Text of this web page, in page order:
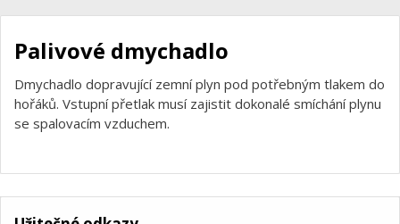
Palivové dmychadlo
Dmychadlo dopravující zemní plyn pod potřebným tlakem do
hořáků. Vstupní přetlak musí zajistit dokonalé smíchání plynu
se spalovacím vzduchem.